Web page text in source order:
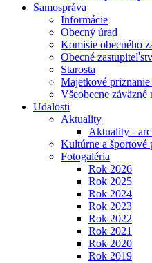
Samospráva
Informácie
Obecný úrad
Komisie obecného
Obecné
Starosta
Majetkové priznanie
Všeobecne záväzné
Udalosti
Aktuality
Aktuality -
Kultúrne a športové
Fotogaléria
Rok 2026
Rok 2025
Rok 2024
Rok 2023
Rok 2022
Rok 2021
Rok 2020
Rok 2019